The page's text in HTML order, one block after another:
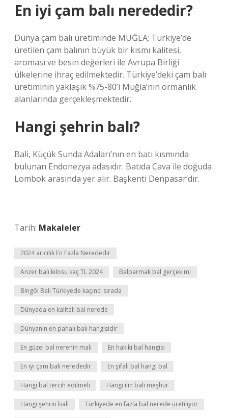
En iyi çam balı nerededir?
Dünya çam balı üretiminde MUĞLA; Türkiye’de
üretilen çam balının büyük bir kısmı kalitesi,
aroması ve besin değerleri ile Avrupa Birliği
ülkelerine ihraç edilmektedir. Türkiye’deki çam balı
üretiminin yaklaşık %75-80’i Muğla’nın ormanlık
alanlarında gerçekleşmektedir.
Hangi şehrin balı?
Bali, Küçük Sunda Adaları’nın en batı kısmında
bulunan Endonezya adasıdır. Batıda Cava ile doğuda
Lombok arasında yer alır. Başkenti Denpasar’dır.
Tarih: Makaleler
2024 arıcılık En Fazla Nerededir
Anzer balı kilosu kaç TL 2024 Balparmak bal gerçek mi
Bingöl Balı Türkiyede kaçıncı sırada
Dünyada en kaliteli bal nerede
Dünyanın en pahalı balı hangisidir
En güzel bal nerenin malı En hakiki bal hangisi
En iyi çam balı nerededir En şifalı bal hangi bal
Hangi bal tercih edilmeli Hangi ilin balı meşhur
Hangi şehrin balı Türkiyede en fazla bal nerede üretiliyor